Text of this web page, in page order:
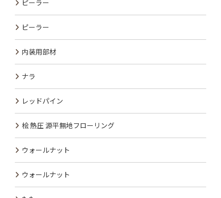
ピーラー
ピーラー
内装用部材
ナラ
レッドパイン
桧 熱圧 源平無地フローリング
ウォールナット
ウォールナット